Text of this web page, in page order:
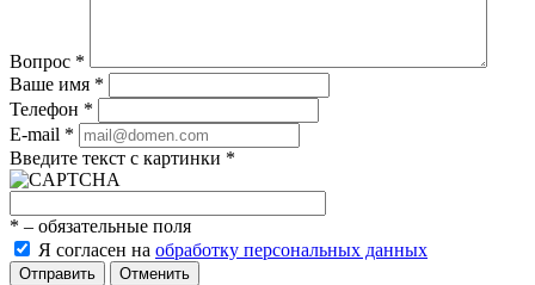
Вопрос *
Ваше имя *
Телефон *
E-mail *
Введите текст с картинки *
* – обязательные поля
Я согласен на обработку персональных данных
Отменить